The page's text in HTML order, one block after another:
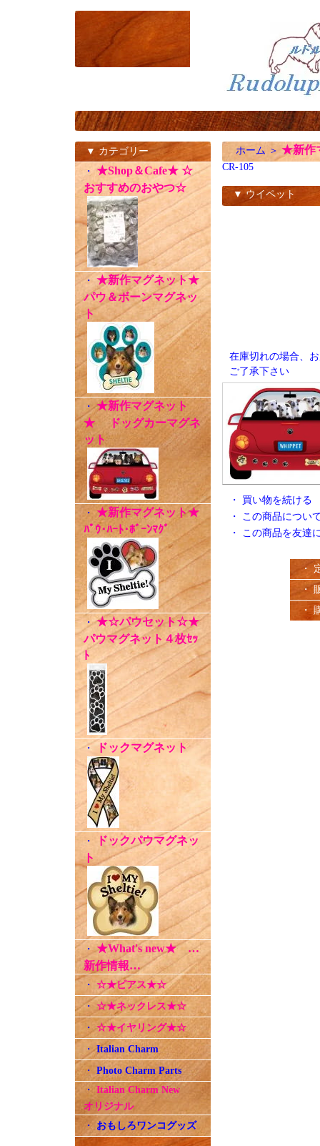
▼ カテゴリー
・ ★Shop＆Cafe★ ☆
おすすめのおやつ☆
・ ★新作マグネット★
パウ＆ボーンマグネッ
ト
・★新作マグネット
★ ドッグカーマグネ
ット
・ ★新作マグネット★
ﾊﾟｳ･ﾊｰﾄ･ﾎﾞｰﾝﾏｸﾞ
・★☆パウセット☆★
パウマグネット４枚ｾｯ
ﾄ
・ドックマグネット
・
ドックパウマグネッ
ト
・★What's new★ …
新作情報…
・ ☆★ピアス★☆
・ ☆★ネックレス★☆
・☆★イヤリング★☆
・Italian Charm
・Photo Charm Parts
・ Italian Charm New
オリジナル
・ おもしろワンコグッズ
ホーム ＞★新作
CR-105
▼ ウイペット
在庫切れの場合、
ご了承下さい
・ 買い物を続ける
・
この商品につい
・
この商品を友達
・
・
・